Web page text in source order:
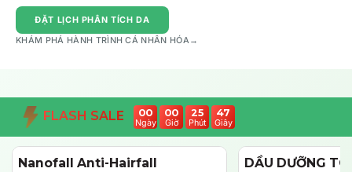
ĐẶT LỊCH PHÂN TÍCH DA
KHÁM PHÁ HÀNH TRÌNH CÁ NHÂN HÓA→
FLASH SALE 00
Ngày
00
Giờ
25
Phút
46
Giây
- 72%
Nanofall Anti-Hairfall
- 57%
DẦU DƯỠNG